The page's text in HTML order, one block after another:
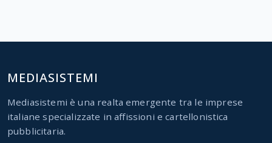
MEDIASISTEMI
Mediasistemi è una realta emergente tra le imprese
italiane specializzate in affissioni e cartellonistica
pubblicitaria.